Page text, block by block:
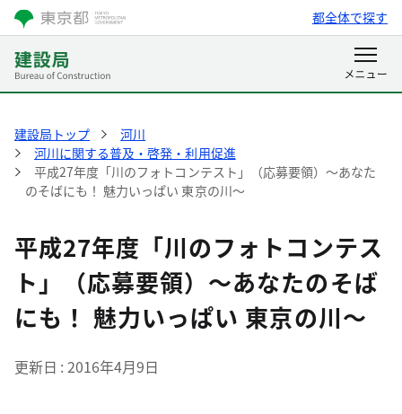
都全体で探す
建設局トップ
河川
河川に関する普及・啓発・利用促進
平成27年度「川のフォトコンテスト」（応募要領）～あなた
のそばにも！ 魅力いっぱい 東京の川～
平成27年度「川のフォトコンテス
ト」（応募要領）～あなたのそば
にも！ 魅力いっぱい 東京の川～
更新日 2016年4月9日